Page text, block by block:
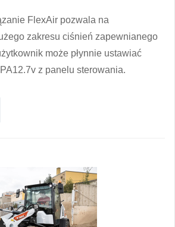
FlexAir pozwala na
zakresu ciśnień zapewnianego
może płynnie ustawiać
z panelu sterowania.